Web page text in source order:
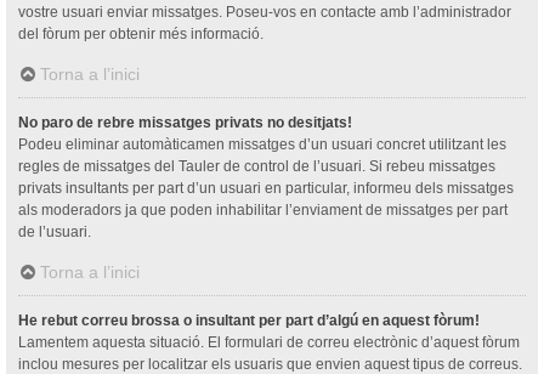
vostre usuari enviar missatges. Poseu-vos en contacte amb l’administrador
del fòrum per obtenir més informació.
Torna a l’inici
No paro de rebre missatges privats no desitjats!
Podeu eliminar automàticamen missatges d’un usuari concret utilitzant les
regles de missatges del Tauler de control de l’usuari. Si rebeu missatges
privats insultants per part d’un usuari en particular, informeu dels missatges
als moderadors ja que poden inhabilitar l’enviament de missatges per part
de l’usuari.
Torna a l’inici
He rebut correu brossa o insultant per part d’algú en aquest fòrum!
Lamentem aquesta situació. El formulari de correu electrònic d’aquest fòrum
inclou mesures per localitzar els usuaris que envien aquest tipus de correus.